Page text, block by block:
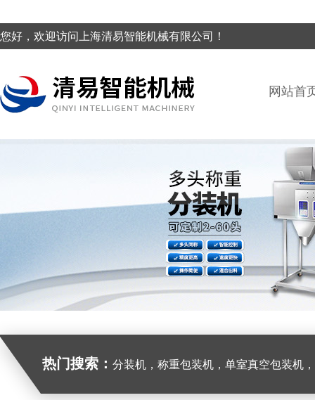
您好，欢迎访问上海清易智能机械有限公司！
网站首
热门搜索： 分装机，称重包装机，单室真空包装机，双室真